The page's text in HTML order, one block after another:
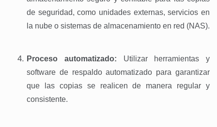
de seguridad, como unidades externas, servicios en
la nube o sistemas de almacenamiento en red (NAS).
Proceso automatizado: Utilizar herramientas y
software de respaldo automatizado para garantizar
que las copias se realicen de manera regular y
consistente.